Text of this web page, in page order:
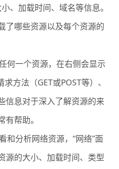
、加载时间、域名等信息。
了哪些资源以及每个资源的
何一个资源，在右侧会显示
方法（GET或POST等）、
信息对于深入了解资源的来
帮助。
和分析网络资源，“网络”面
源的大小、加载时间、类型